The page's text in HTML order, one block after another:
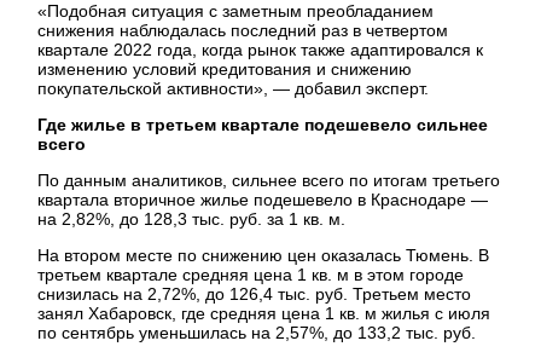
«Подобная ситуация с заметным преобладанием
снижения наблюдалась последний раз в четвертом
квартале 2022 года, когда рынок также адаптировался к
изменению условий кредитования и снижению
покупательской активности», — добавил эксперт.
Где жилье в третьем квартале подешевело сильнее
всего
По данным аналитиков, сильнее всего по итогам третьего
квартала вторичное жилье подешевело в Краснодаре —
на 2,82%, до 128,3 тыс. руб. за 1 кв. м.
На втором месте по снижению цен оказалась Тюмень. В
третьем квартале средняя цена 1 кв. м в этом городе
снизилась на 2,72%, до 126,4 тыс. руб. Третьем место
занял Хабаровск, где средняя цена 1 кв. м жилья с июля
по сентябрь уменьшилась на 2,57%, до 133,2 тыс. руб.